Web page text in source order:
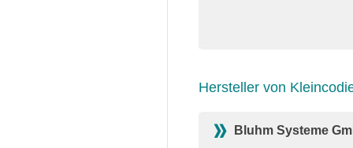
Hersteller von
Bluhm Systeme